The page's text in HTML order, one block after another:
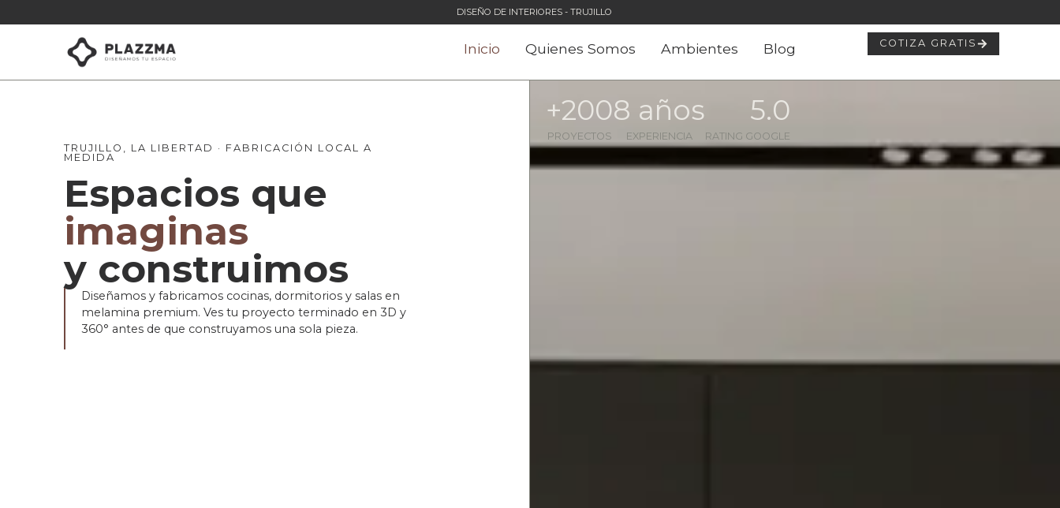
DISEÑO DE INTERIORES - TRUJILLO
Inicio Quienes Somos Ambientes Blog COTIZA GRATIS
TRUJILLO, LA LIBERTAD · FABRICACIÓN LOCAL A
MEDIDA
Espacios que
imaginas
y construimos
Diseñamos y fabricamos cocinas, dormitorios y salas en
melamina premium. Ves tu proyecto terminado en 3D y
360° antes de que construyamos una sola pieza.
PROYECTOS
+200
EXPERIENCIA
8 años
RATING GOOGLE
5.0